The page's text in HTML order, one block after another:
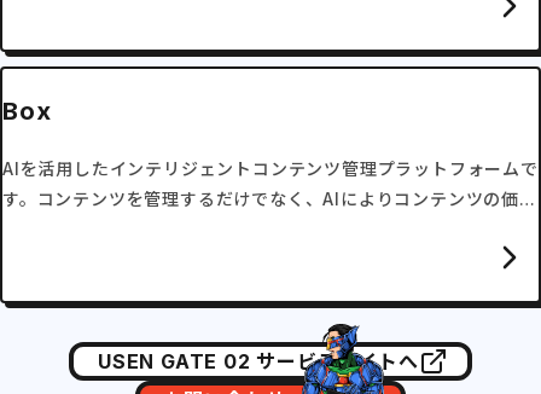
Box
AIを活用したインテリジェントコンテンツ管理プラットフォームで
す。コンテンツを管理するだけでなく、AIによりコンテンツの価値
USEN GATE 02 サービスサイトへ